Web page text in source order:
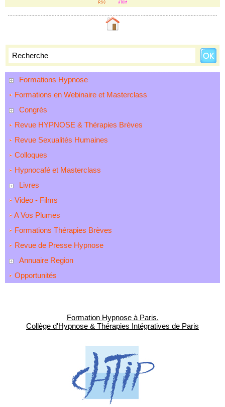
Formations Hypnose
Formations en Webinaire et Masterclass
Congrès
Revue HYPNOSE & Thérapies Brèves
Revue Sexualités Humaines
Colloques
Hypnocafé et Masterclass
Livres
Video - Films
A Vos Plumes
Formations Thérapies Brèves
Revue de Presse Hypnose
Annuaire Region
Opportunités
Formation Hypnose à Paris.
Collège d'Hypnose & Thérapies Intégratives de Paris